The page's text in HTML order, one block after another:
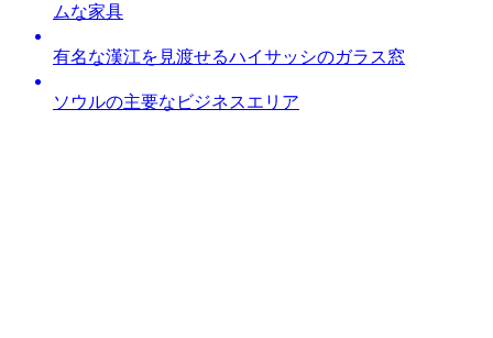
ムな家具
有名な漢江を見渡せるハイサッシのガラス窓
ソウルの主要なビジネスエリア